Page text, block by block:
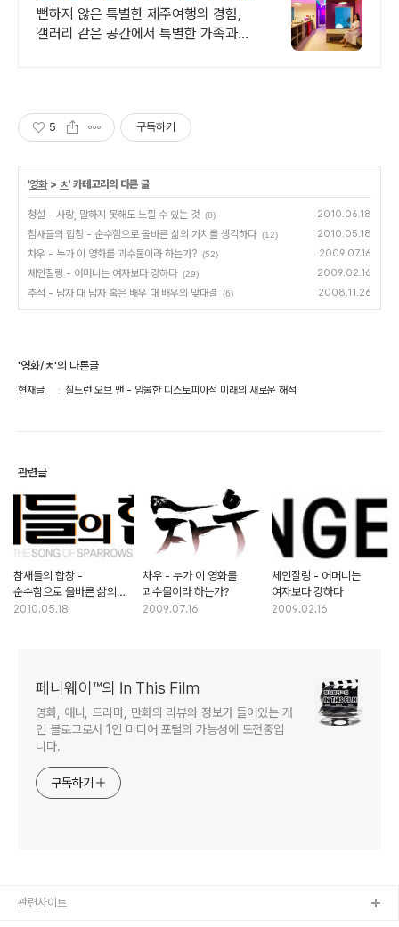
사진보다 더좋아요. 찐 리뷰
뻔하지 않은 특별한 제주여행의 경험,
갤러리 같은 공간에서 특별한 가족과의
5 구독하기
'영화> ㅊ' 카테고리의 다른 글
청설 - 사랑, 말하지 못해도 느낄 수 있는 것 (8) 2010.06.18
참새들의 합창 - 순수함으로 올바른 삶의 가치를 생각하다 (12) 2010.05.18
차우 - 누가 이 영화를 괴수물이라 하는가? (52) 2009.07.16
체인질링 - 어머니는 여자보다 강하다 (29) 2009.02.16
추적 - 남자 대 남자 혹은 배우 대 배우의 맞대결 (6) 2008.11.26
'영화/ㅊ'의 다른글
현재글 칠드런 오브 맨 - 암울한 디스토피아적 미래의 새로운 해석
관련글
참새들의 합창 -
순수함으로 올바른 삶의
가치를 생각하다
2010.05.18
차우 - 누가 이 영화를
괴수물이라 하는가?
2009.07.16
체인질링 - 어머니는
여자보다 강하다
2009.02.16
페니웨이™의 In This Film
영화, 애니, 드라마, 만화의 리뷰와 정보가 들어있는 개
인 블로그로서 1인 미디어 포털의 가능성에 도전중입
니다.
구독하기
관련사이트